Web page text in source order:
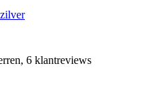
6 klantreviews